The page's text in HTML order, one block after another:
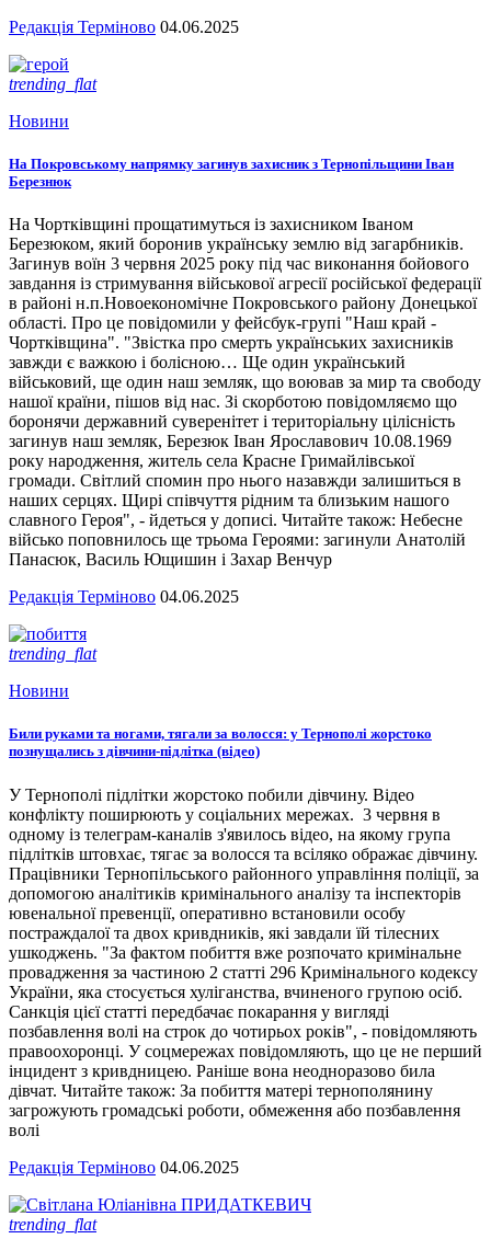
Редакція Терміново 04.06.2025
trending_flat
Новини
На Покровському напрямку загинув захисник з Тернопільщини Іван
Березнюк
На Чортківщині прощатимуться із захисником Іваном
Березюком, який боронив українську землю від загарбників.
Загинув воїн 3 червня 2025 року під час виконання бойового
завдання із стримування військової агресії російської федерації
в районі н.п.Новоекономічне Покровського району Донецької
області. Про це повідомили у фейсбук-групі "Наш край -
Чортківщина". "Звістка про смерть українських захисників
завжди є важкою і болісною… Ще один український
військовий, ще один наш земляк, що воював за мир та свободу
нашої країни, пішов від нас. Зі скорботою повідомляємо що
боронячи державний суверенітет і територіальну цілісність
загинув наш земляк, Березюк Іван Ярославович 10.08.1969
року народження, житель села Красне Гримайлівської
громади. Світлий спомин про нього назавжди залишиться в
наших серцях. Щирі співчуття рідним та близьким нашого
славного Героя", - йдеться у дописі. Читайте також: Небесне
військо поповнилось ще трьома Героями: загинули Анатолій
Панасюк, Василь Ющишин і Захар Венчур
Редакція Терміново 04.06.2025
trending_flat
Новини
Били руками та ногами, тягали за волосся: у Тернополі жорстоко
познущались з дівчини-підлітка (відео)
У Тернополі підлітки жорстоко побили дівчину. Відео
конфлікту поширюють у соціальних мережах. 3 червня в
одному із телеграм-каналів з'явилось відео, на якому група
підлітків штовхає, тягає за волосся та всіляко ображає дівчину.
Працівники Тернопільського районного управління поліції, за
допомогою аналітиків кримінального аналізу та інспекторів
ювенальної превенції, оперативно встановили особу
постраждалої та двох кривдників, які завдали їй тілесних
ушкоджень. "За фактом побиття вже розпочато кримінальне
провадження за частиною 2 статті 296 Кримінального кодексу
України, яка стосується хуліганства, вчиненого групою осіб.
Санкція цієї статті передбачає покарання у вигляді
позбавлення волі на строк до чотирьох років", - повідомляють
правоохоронці. У соцмережах повідомляють, що це не перший
інцидент з кривдницею. Раніше вона неодноразово била
дівчат. Читайте також: За побиття матері тернополянину
загрожують громадські роботи, обмеження або позбавлення
волі
Редакція Терміново 04.06.2025
trending_flat